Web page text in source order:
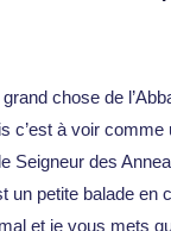
chose de
c’est à voir
Seigneur des
un petite balade en
et je vous mets